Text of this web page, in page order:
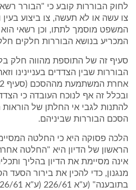
לחוק הבוררות קובע כי "הבורר
צו עשה או לא תעשה, צו ביצוע
המשפט מוסמך לתתו, וכן רשאי
המכריע בנושא הבוררות חלקים
סעיף זה של התוספת מהווה חלק
הבוררות שבין הצדדים בעניינינו
ובכלל זה אף לנוכח העובדה כי
להתנות לגבי אי החלתן של
הסכם הבוררות שביניהם.
הלכה פסוקה היא כי החלטה
הראשון של הדיון היא "החלטה
אינה מסיימת את הדיון בהליך
מנגנון, כדי להכין את בירור הסעד